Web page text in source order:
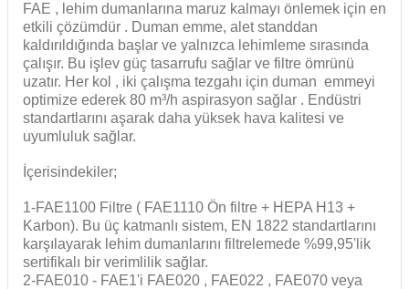
FAE , lehim dumanlarına maruz kalmayı önlemek için en
etkili çözümdür . Duman emme, alet standdan
kaldırıldığında başlar ve yalnızca lehimleme sırasında
çalışır. Bu işlev güç tasarrufu sağlar ve filtre ömrünü
uzatır. Her kol , iki çalışma tezgahı için duman emmeyi
optimize ederek 80 m³/h aspirasyon sağlar . Endüstri
standartlarını aşarak daha yüksek hava kalitesi ve
uyumluluk sağlar.
İçerisindekiler;
1-FAE1100 Filtre ( FAE1110 Ön filtre + HEPA H13 +
Karbon). Bu üç katmanlı sistem, EN 1822 standartlarını
karşılayarak lehim dumanlarını filtrelemede %99,95'lik
sertifikalı bir verimlilik sağlar.
2-FAE010 - FAE1'i FAE020 , FAE022 , FAE070 veya